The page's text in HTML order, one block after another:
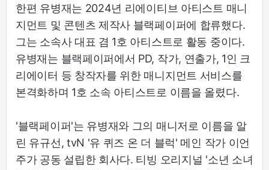
한편 유병재는 2024년 리에이티브 아티스트 매니
지먼트 및 콘텐츠 제작사 블랙페이퍼에 합류했다.
그는 소속사 대표 겸 1호 아티스트로 활동 중이다.
유병재는 블랙페이퍼에서 PD, 작가, 연출가, 1인 크
리에이터 등 창작자를 위한 매니지먼트 서비스를
본격화하며 1호 소속 아티스트로 이름을 올렸다.
'블랙페이퍼'는 유병재와 그의 매니저로 이름을 알
린 유규선, tvN '유 퀴즈 온 더 블럭' 메인 작가 이언
주가 공동 설립한 회사다. 티빙 오리지널 '소년 소녀